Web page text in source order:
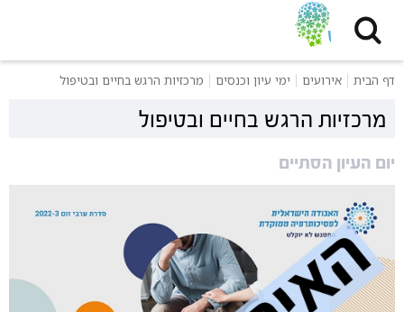
דף הבית אירועים ימי עיון וכנסים מרכזיות הרגש בחיים ובטיפול
מרכזיות הרגש בחיים ובטיפול
יום העיון הסתיים